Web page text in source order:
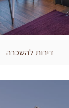
דירות להשכרה